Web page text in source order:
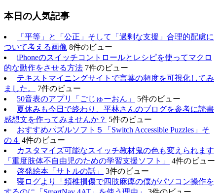
本日の人気記事
「平等」と「公正」そして「過剰な支援」合理的配慮に
ついて考える画像 8件のビュー
iPhoneのスイッチコントロールとレシピを使ってマクロ
的な動作をさせる方法 7件のビュー
テキストマイニングサイトで言葉の頻度を可視化してみ
ました。
7件のビュー
50音表のアプリ「ごじゅーおん」
5件のビュー
夏休みも今日で終わり、平林さんのブログを参考に読書
感想文を作ってみませんか？ 5件のビュー
おすすめパズルソフト５「Switch Accessible Puzzles」そ
の４ 4件のビュー
カスタマイズ可能なスイッチ教材鬼の色も変えられます
「重度肢体不自由児のための学習支援ソフト」
4件のビュー
啓発絵本「サトルの話」
3件のビュー
寝ログより「頚椎損傷で四肢麻痺の僕がパソコン操作を